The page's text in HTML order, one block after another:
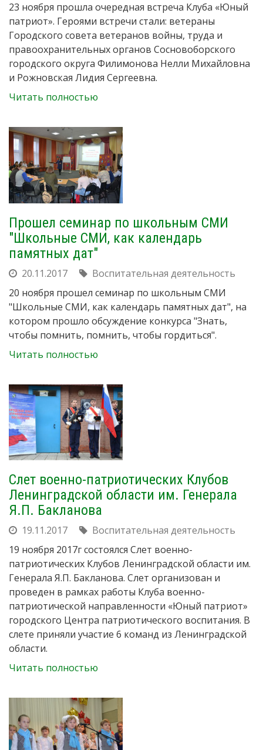
23 ноября прошла очередная встреча Клуба «Юный
патриот». Героями встречи стали: ветераны
Городского совета ветеранов войны, труда и
правоохранительных органов Сосновоборского
городского округа Филимонова Нелли Михайловна
и Рожновская Лидия Сергеевна.
Читать полностью
Прошел семинар по школьным СМИ
"Школьные СМИ, как календарь
памятных дат"
20.11.2017
Воспитательная деятельность
20 ноября прошел семинар по школьным СМИ
"Школьные СМИ, как календарь памятных дат", на
котором прошло обсуждение конкурса "Знать,
чтобы помнить, помнить, чтобы гордиться".
Читать полностью
Слет военно-патриотических Клубов
Ленинградской области им. Генерала
Я.П. Бакланова
19.11.2017
Воспитательная деятельность
19 ноября 2017г состоялся Слет военно-
патриотических Клубов Ленинградской области им.
Генерала Я.П. Бакланова. Слет организован и
проведен в рамках работы Клуба военно-
патриотической направленности «Юный патриот»
городского Центра патриотического воспитания. В
слете приняли участие 6 команд из Ленинградской
области.
Читать полностью